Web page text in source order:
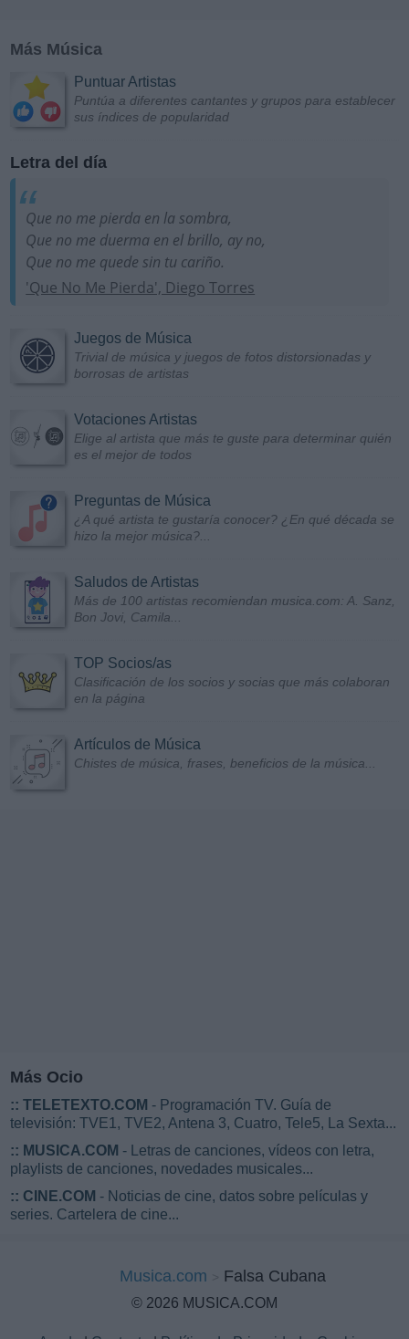
Más Música
Puntuar Artistas
Puntúa a diferentes cantantes y grupos para establecer
sus índices de popularidad
Letra del día
Que no me pierda en la sombra,
Que no me duerma en el brillo, ay no,
Que no me quede sin tu cariño.
'Que No Me Pierda', Diego Torres
Juegos de Música
Trivial de música y juegos de fotos distorsionadas y
borrosas de artistas
Votaciones Artistas
Elige al artista que más te guste para determinar quién
es el mejor de todos
Preguntas de Música
¿A qué artista te gustaría conocer? ¿En qué década se
hizo la mejor música?...
Saludos de Artistas
Más de 100 artistas recomiendan musica.com: A. Sanz,
Bon Jovi, Camila...
TOP Socios/as
Clasificación de los socios y socias que más colaboran
en la página
Artículos de Música
Chistes de música, frases, beneficios de la música...
Más Ocio
:: TELETEXTO.COM - Programación TV. Guía de
televisión: TVE1, TVE2, Antena 3, Cuatro, Tele5, La Sexta...
:: MUSICA.COM - Letras de canciones, vídeos con letra,
playlists de canciones, novedades musicales...
:: CINE.COM - Noticias de cine, datos sobre películas y
series. Cartelera de cine...
Musica.com Falsa Cubana
© 2026 MUSICA.COM